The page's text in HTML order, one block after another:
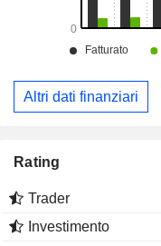
Altri dati finanziari
Rating
Trader
Investimento